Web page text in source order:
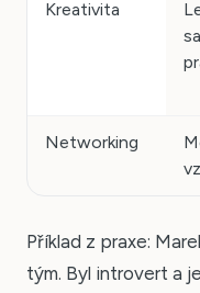
Kreativita
Networking
Příklad z praxe:
tým. Byl introvert a